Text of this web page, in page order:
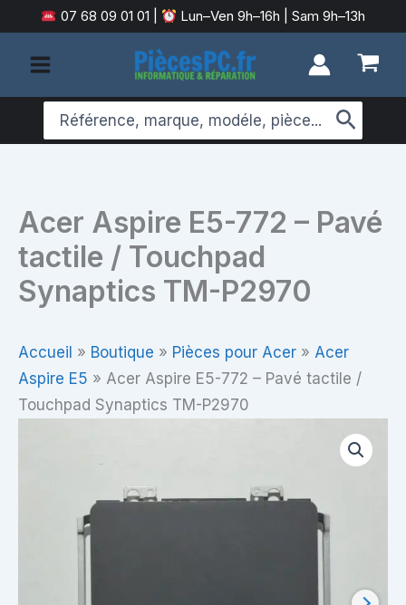
au
contenu
07 68 09 01 01 Lun–Ven 9h–16h | Sam 9h–13h
Search
for:
Acer Aspire E5-772 – Pavé
tactile / Touchpad
Synaptics TM-P2970
Accueil » Boutique » Pièces pour Acer » Acer
Aspire E5 » Acer Aspire E5-772 – Pavé tactile /
Touchpad Synaptics TM-P2970